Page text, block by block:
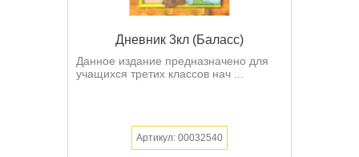
Дневник 3кл (Баласс)
Данное издание предназначено для
учащихся третих классов нач ...
Артикул: 00032540